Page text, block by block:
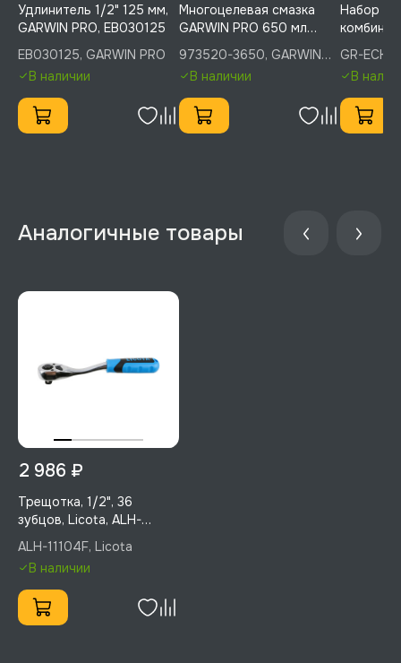
Удлинитель 1/2" 125 мм,
GARWIN PRO, EB030125
EB030125, GARWIN PRO
В наличии
Многоцелевая смазка
GARWIN PRO 650 мл
(500) GW-40, 973520-
3650
973520-3650, GARWIN
PROВ наличии
Набор
GARWIN
GR-
В
2 986 ₽
Трещотка, 1/2", 36
зубцов, Licota, ALH-
11104F
ALH-11104F, Licota
В наличии